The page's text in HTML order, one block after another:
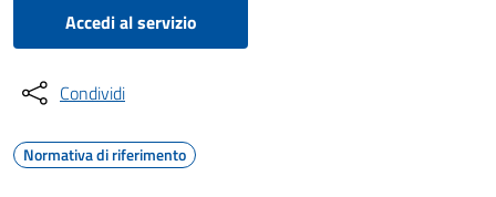
Accedi al servizio
Condividi
Normativa di riferimento